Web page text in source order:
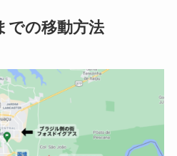
での移動方法